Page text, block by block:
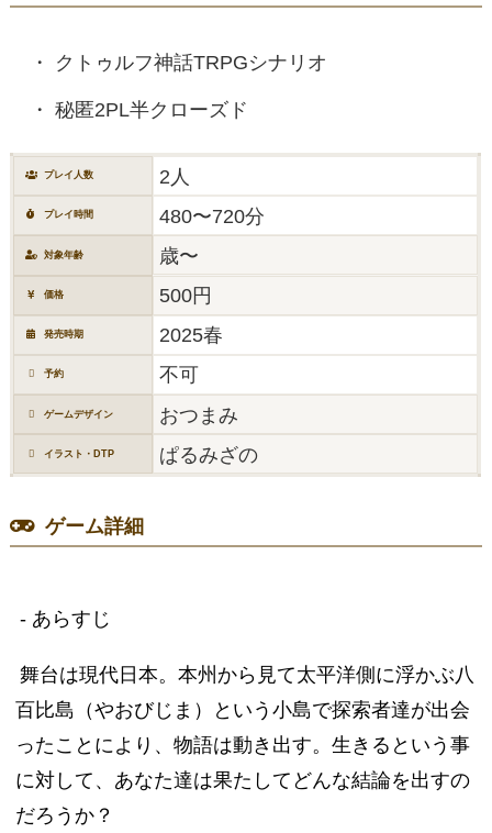
クトゥルフ神話TRPGシナリオ
秘匿2PL半クローズド
プレイ人数 2人
プレイ時間 480〜720分
対象年齢 歳〜
価格 500円
発売時期 2025春
予約 不可
ゲームデザイン おつまみ
イラスト・DTP ぱるみざの
ゲーム詳細
- あらすじ
舞台は現代日本。本州から見て太平洋側に浮かぶ八
百比島（やおびじま）という小島で探索者達が出会
ったことにより、物語は動き出す。生きるという事
に対して、あなた達は果たしてどんな結論を出すの
だろうか？